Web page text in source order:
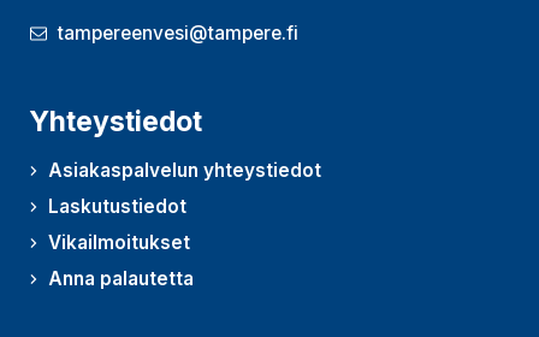
tampereenvesi@tampere.fi
Yhteystiedot
Asiakaspalvelun yhteystiedot
Laskutustiedot
Vikailmoitukset
Anna palautetta
(Avautuu uudessa ikkunassa)